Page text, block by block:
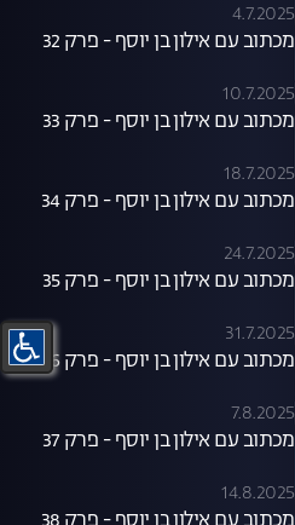
4.7.2025
מכתוב עם אילון בן יוסף - פרק 32
10.7.2025
מכתוב עם אילון בן יוסף - פרק 33
18.7.2025
מכתוב עם אילון בן יוסף - פרק 34
24.7.2025
מכתוב עם אילון בן יוסף - פרק 35
31.7.2025
מכתוב עם אילון בן יוסף - פרק 36
7.8.2025
מכתוב עם אילון בן יוסף - פרק 37
14.8.2025